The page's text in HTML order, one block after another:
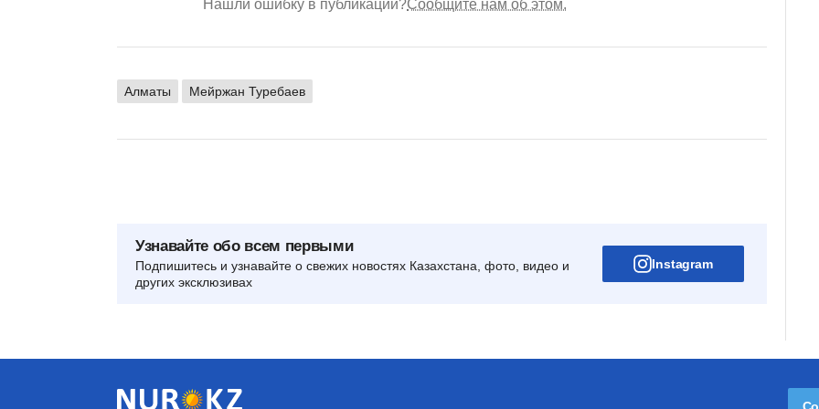
Нашли ошибку в публикации?Сообщите нам об этом.
Алматы Мейржан Туребаев
Узнавайте обо всем первыми
Подпишитесь и узнавайте о свежих новостях Казахстана, фото, видео и
других эксклюзивах
Instagram